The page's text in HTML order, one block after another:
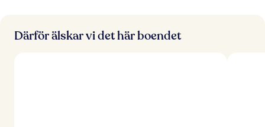
Därför älskar vi det här boendet